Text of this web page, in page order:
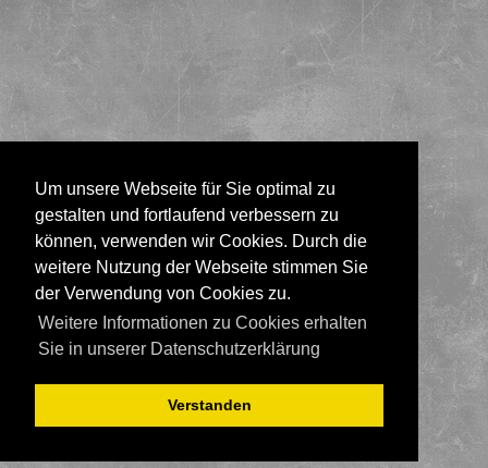
Um unsere Webseite für Sie optimal zu
gestalten und fortlaufend verbessern zu
können, verwenden wir Cookies. Durch die
weitere Nutzung der Webseite stimmen Sie
der Verwendung von Cookies zu.
Weitere Informationen zu Cookies erhalten
Sie in unserer Datenschutzerklärung
Verstanden